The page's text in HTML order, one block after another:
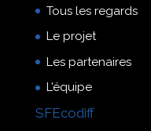
Tous les regards
Le projet
Les partenaires
L’équipe
SFEcodiff